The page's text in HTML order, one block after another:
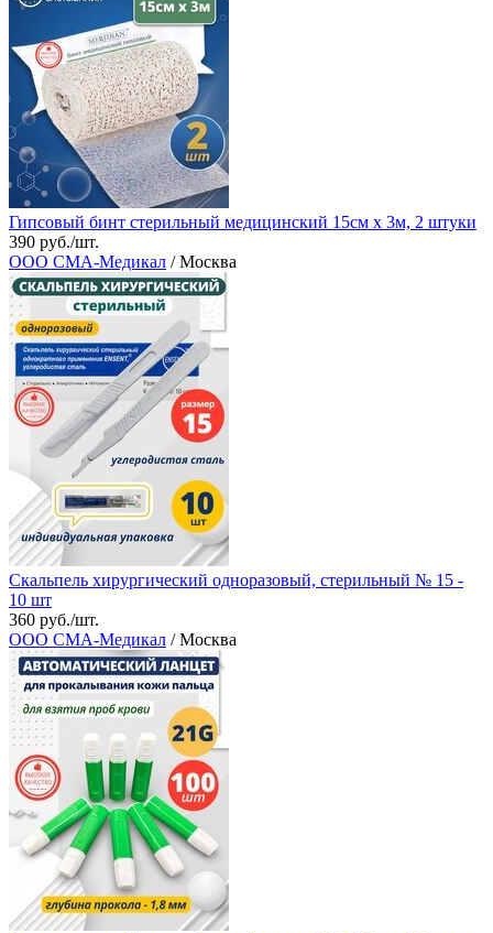
Гипсовый бинт стерильный медицинский 15см х 3м, 2 штуки
390 руб./шт.
ООО СМА-Медикал / Москва
Скальпель хирургический одноразовый, стерильный № 15 -
10 шт
360 руб./шт.
ООО СМА-Медикал / Москва